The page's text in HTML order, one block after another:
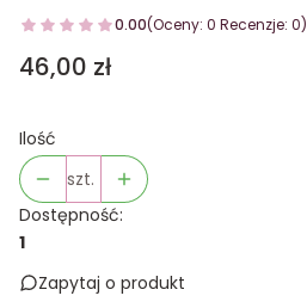
0.00(Oceny: 0 Recenzje: 0)
Cena
46,00 zł
Ilość
szt.
Dostępność:
1
Zapytaj o produkt